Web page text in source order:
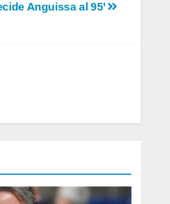
Anguissa al 95’